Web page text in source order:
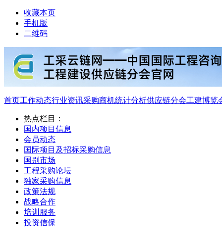
收藏本页
手机版
二维码
首页工作动态行业资讯采购商机统计分析供应链分会工建博览
热点栏目：
国内项目信息
会员动态
国际项目及招标采购信息
国别市场
工程采购论坛
独家采购信息
政策法规
战略合作
培训服务
投资信保